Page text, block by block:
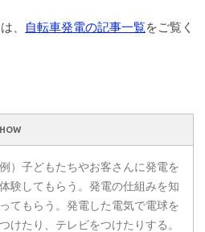
、 自転車発電の記事一覧をご覧く
HOW
例）子どもたちやお客さんに発電を
体験してもらう。発電の仕組みを知
ってもらう。発電した電気で電球を
つけたり、テレビをつけたりする。